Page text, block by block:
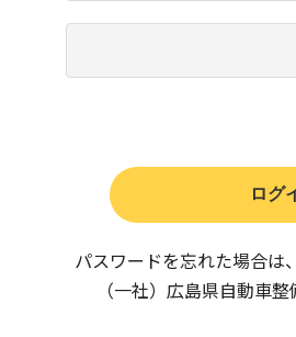
パスワードを忘れた場合は
（一社）広島県自動車